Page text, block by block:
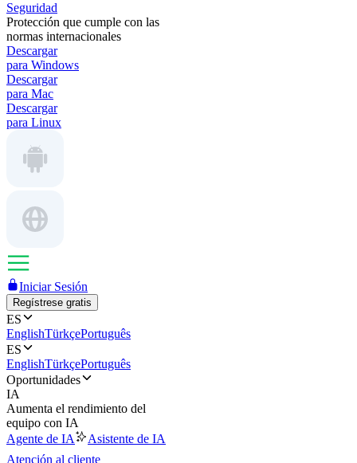
Seguridad
Protección que cumple con las
normas internacionales
Descargar
para Windows
Descargar
para Mac
Descargar
para Linux
Iniciar Sesión
Regístrese gratis
ES
EnglishTürkçePortuguês
ES
EnglishTürkçePortuguês
Oportunidades
IA
Aumenta el rendimiento del
equipo con IA
Agente de IA
Asistente de IA
Atención al cliente